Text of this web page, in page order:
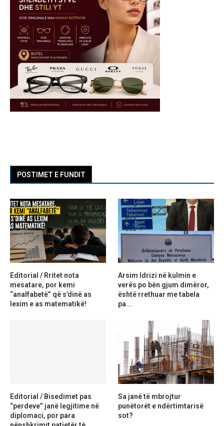
POSTIMET E FUNDIT
Editorial / Rritet nota
mesatare, por kemi
“analfabetë” që s’dinë as
lexim e as matematikë!
Arsim Idrizi në kulmin e
verës po bën gjum dimëror,
është rrethuar me tabela
pa...
Editorial / Bisedimet pas
“perdeve” janë legjitime në
diplomaci, por para
Sa janë të mbrojtur
punëtorët e ndërtimtarisë
sot?